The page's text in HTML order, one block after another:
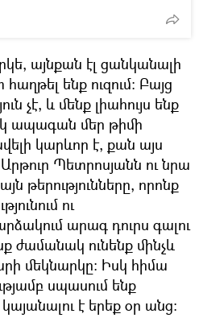
այնքան էլ ցանկանալի
ենք ուզում: Բայց
չէ, և մենք լիահույս ենք
ապագան մեր թիմի
կարևոր է, քան այս
Պետրոսյանն ու նրա
թերությունները, որոնք
ու
արագ դուրս գալու
ժամանակ ունենք մինչև
մեկնարկը: Իսկ հիմա
սպասում ենք
է երեք օր անց: